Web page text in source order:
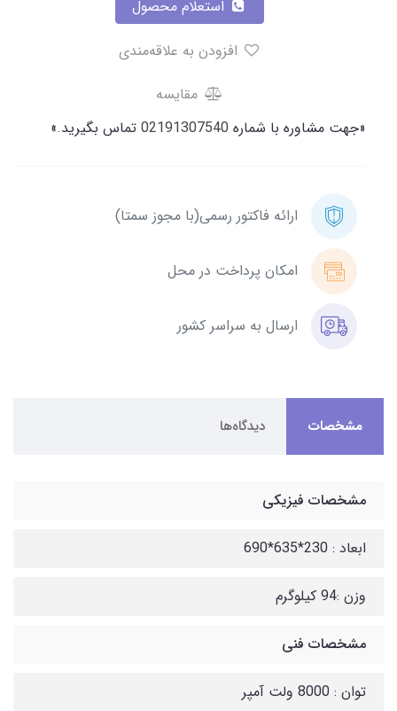
مقایسه
«جهت مشاوره با شماره 02191307540 تماس بگیرید.»
ارائه فاکتور رسمی(با مجوز سمتا)
امکان پرداخت در محل
ارسال به سراسر کشور
مشخصات دیدگاه‌ها
مشخصات فیزیکی
ابعاد : 230*635*690
وزن :94 کیلوگرم
مشخصات فنی
توان : 8000 ولت آمپر